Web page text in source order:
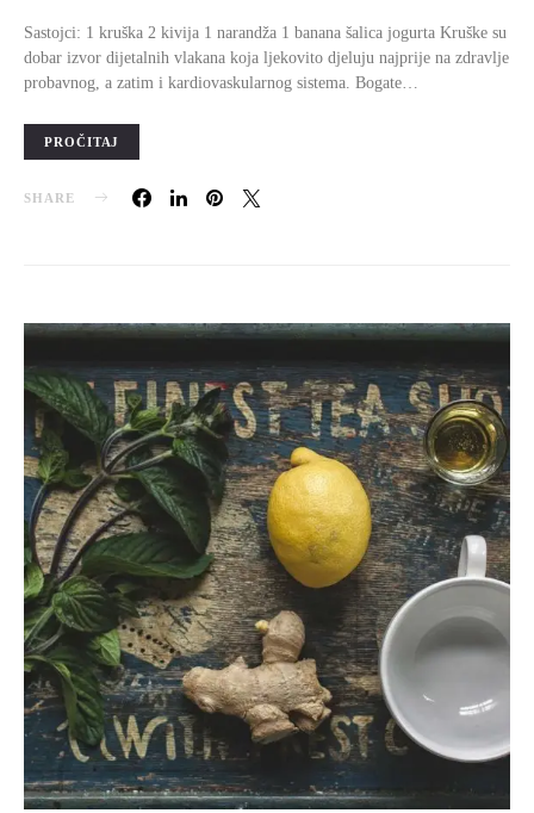
Sastojci: 1 kruška 2 kivija 1 narandža 1 banana šalica jogurta Kruške su
dobar izvor dijetalnih vlakana koja ljekovito djeluju najprije na zdravlje
probavnog, a zatim i kardiovaskularnog sistema. Bogate…
PROČITAJ
SHARE